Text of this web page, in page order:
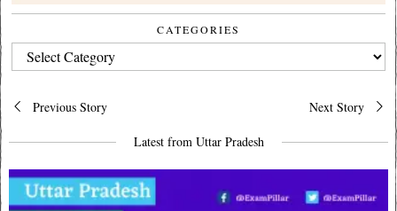
CATEGORIES
CATEGORIES
Post
navigation
Previous Story Next Story
Latest from Uttar Pradesh